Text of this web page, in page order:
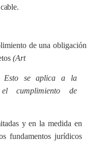
cable.
imiento de una obligación
tos(Art
Esto se aplica a la
el cumplimiento de
itadas yen la medida en
fundamentos jurídicos